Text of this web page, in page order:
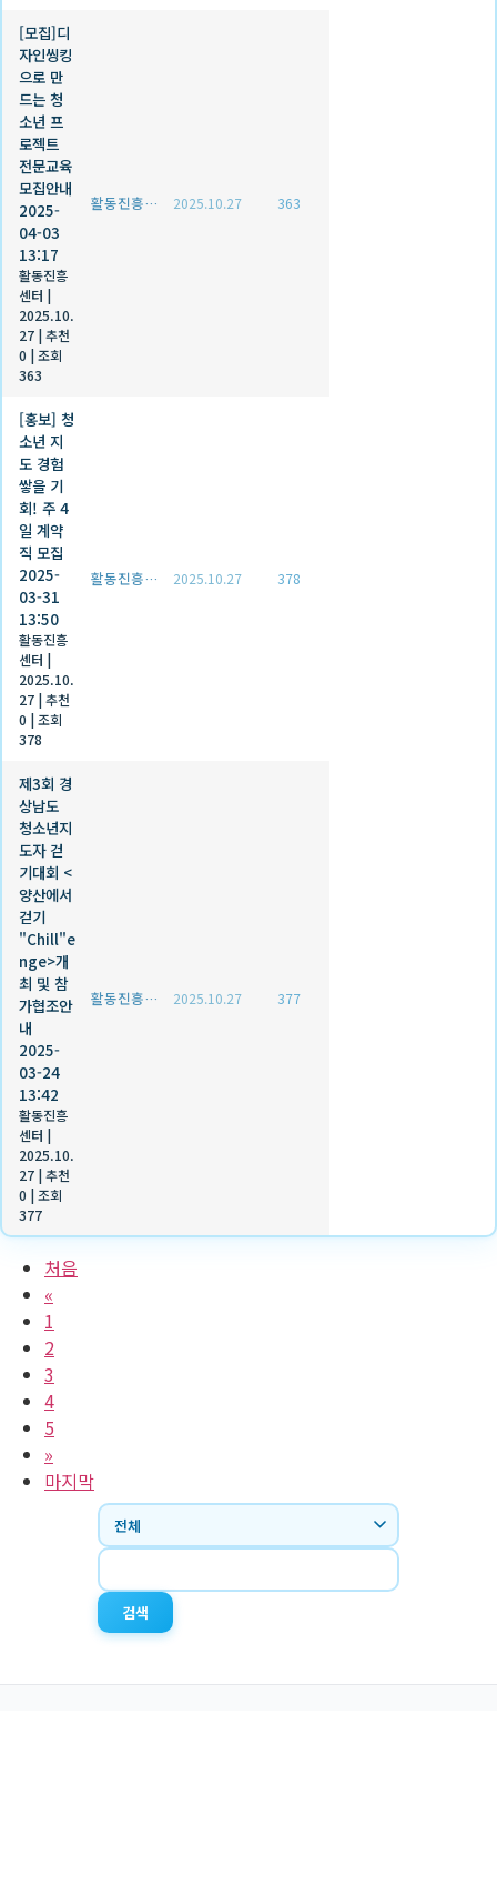
[모집]디
자인씽킹
으로 만
드는 청
소년 프
로젝트
전문교육
모집안내
2025-
04-03
13:17
활동진흥
센터
2025.10.
27 추천
0
조회
363
활동진흥센터 2025.10.27 363
[홍보] 청
소년 지
도 경험
쌓을 기
회! 주 4
일 계약
직 모집
2025-
03-31
13:50
활동진흥
센터
2025.10.
27 추천
0
조회
378
활동진흥센터 2025.10.27 378
제3회 경
상남도
청소년지
도자 걷
기대회 <
양산에서
걷기
"Chill"e
nge>개
최 및 참
가협조안
내
2025-
03-24
13:42
활동진흥
센터
2025.10.
27 추천
0
조회
377
활동진흥센터 2025.10.27 377
처음
«
1
2
3
4
5
»
마지막
검색